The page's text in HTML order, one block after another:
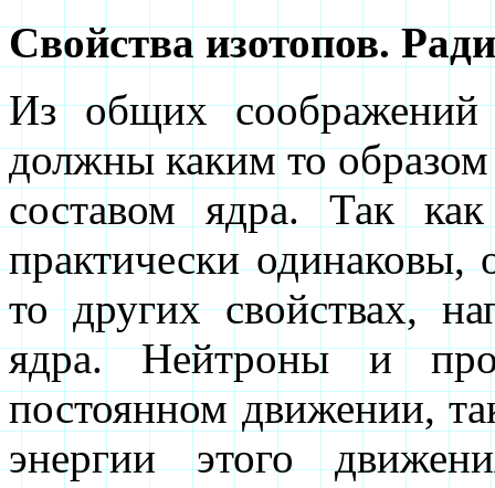
Свойства изотопов.
Из общих соображений
должны каким то образом
составом ядра. Так
практически одинаковы,
то других свойствах,
ядра. Нейтроны и
постоянном движении,
энергии этого